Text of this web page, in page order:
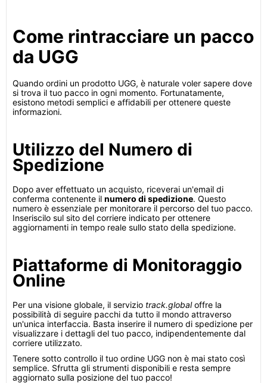
Come rintracciare un pacco
da UGG
Quando ordini un prodotto UGG, è naturale voler sapere dove
si trova il tuo pacco in ogni momento. Fortunatamente,
esistono metodi semplici e affidabili per ottenere queste
informazioni.
Utilizzo del Numero di
Spedizione
Dopo aver effettuato un acquisto, riceverai un'email di
conferma contenente il numero di spedizione. Questo
numero è essenziale per monitorare il percorso del tuo pacco.
Inseriscilo sul sito del corriere indicato per ottenere
aggiornamenti in tempo reale sullo stato della spedizione.
Piattaforme di Monitoraggio
Online
Per una visione globale, il servizio track.globaloffre la
possibilità di seguire pacchi da tutto il mondo attraverso
un'unica interfaccia. Basta inserire il numero di spedizione per
visualizzare i dettagli del tuo pacco, indipendentemente dal
corriere utilizzato.
Tenere sotto controllo il tuo ordine UGG non è mai stato così
semplice. Sfrutta gli strumenti disponibili e resta sempre
aggiornato sulla posizione del tuo pacco!